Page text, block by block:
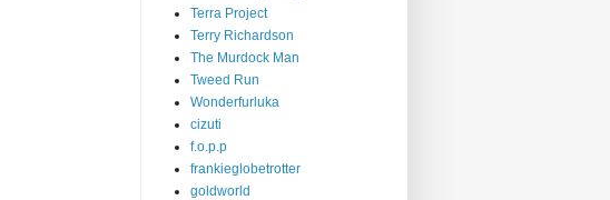
Terra Project
Terry Richardson
The Murdock Man
Tweed Run
Wonderfurluka
cizuti
f.o.p.p
frankieglobetrotter
goldworld